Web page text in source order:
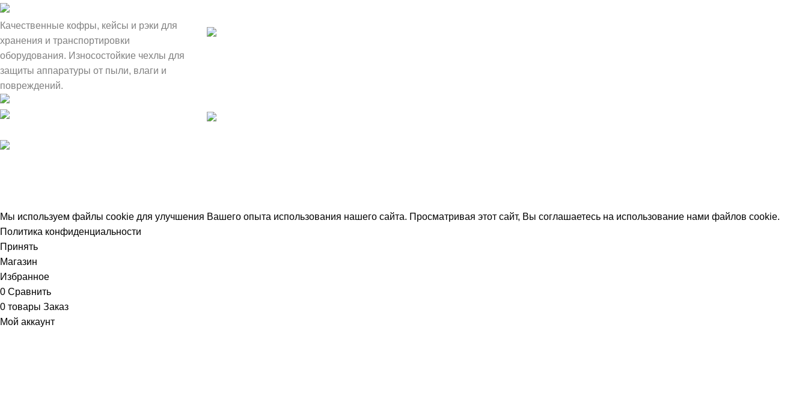
Качественные кофры, кейсы и рэки для
хранения и транспортировки
оборудования. Износостойкие чехлы для
защиты аппаратуры от пыли, влаги и
повреждений.
Мы используем файлы cookie для улучшения Вашего опыта использования нашего сайта. Просматривая этот сайт, Вы соглашаетесь на использование нами файлов cookie.
Политика конфиденциальности
Принять
Магазин
Избранное
0 Сравнить
0 товары Заказ
Мой аккаунт